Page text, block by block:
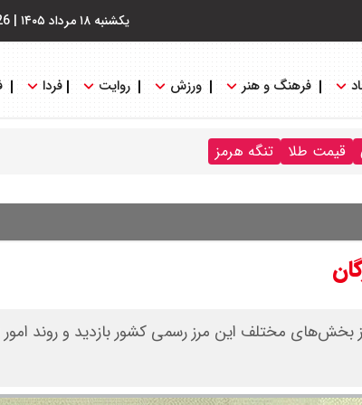
یکشنبه ۱۸ مرداد ۱۴۰۵ |
فرهنگ و هنر ورزش روایت فردا
قیمت طلا تنگه هرمز
بخش‌های مختلف این مرز رسمی کشور بازدید و روند امور